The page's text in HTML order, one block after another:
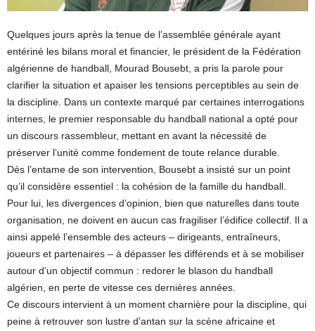
Quelques jours après la tenue de l’assemblée générale ayant
entériné les bilans moral et financier, le président de la Fédération
algérienne de handball, Mourad Bousebt, a pris la parole pour
clarifier la situation et apaiser les tensions perceptibles au sein de
la discipline. Dans un contexte marqué par certaines interrogations
internes, le premier responsable du handball national a opté pour
un discours rassembleur, mettant en avant la nécessité de
préserver l’unité comme fondement de toute relance durable.
Dès l’entame de son intervention, Bousebt a insisté sur un point
qu’il considère essentiel : la cohésion de la famille du handball.
Pour lui, les divergences d’opinion, bien que naturelles dans toute
organisation, ne doivent en aucun cas fragiliser l’édifice collectif. Il a
ainsi appelé l’ensemble des acteurs – dirigeants, entraîneurs,
joueurs et partenaires – à dépasser les différends et à se mobiliser
autour d’un objectif commun : redorer le blason du handball
algérien, en perte de vitesse ces dernières années.
Ce discours intervient à un moment charnière pour la discipline, qui
peine à retrouver son lustre d’antan sur la scène africaine et